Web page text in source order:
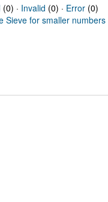
(0) · Invalid (0) · Error(0)
Sieve for smaller numbers